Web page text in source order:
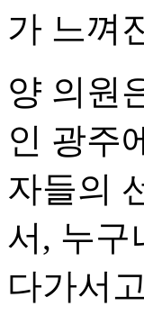
가 느껴
양 의원
인 광주
자들의
서, 누구
다가서